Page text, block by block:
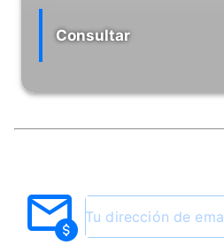
Consultar
para más información vía